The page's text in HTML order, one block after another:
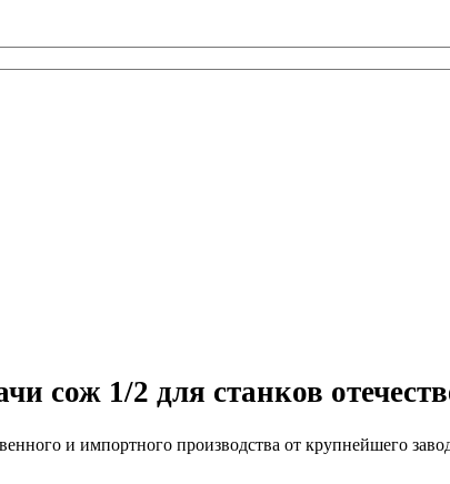
сож 1/2 для станков
и импортного производства от крупнейшего